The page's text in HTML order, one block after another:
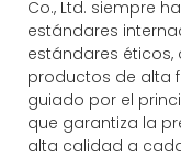
Co., Ltd. siempre
estándares
estándares éticos,
productos de alta
guiado por el
que garantiza la
alta calidad a